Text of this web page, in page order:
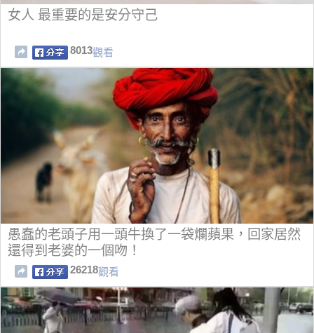
女人 最重要的是安分守己
8013觀看
愚蠢的老頭子用一頭牛換了一袋爛蘋果，回家居然
還得到老婆的一個吻！
26218觀看